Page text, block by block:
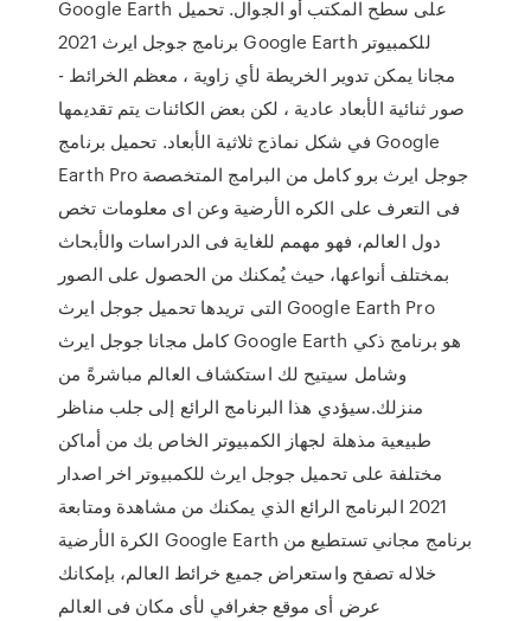
Google Earth على سطح المكتب أو الجوال. تحميل
برنامج جوجل ايرث 2021 Google Earth للكمبيوتر
مجانا يمكن تدوير الخريطة لأي زاوية ، معظم الخرائط -
صور ثنائية الأبعاد عادية ، لكن بعض الكائنات يتم تقديمها
في شكل نماذج ثلاثية الأبعاد. تحميل برنامج Google
Earth Pro جوجل ايرث برو كامل من البرامج المتخصصة
فى التعرف على الكره الأرضية وعن اى معلومات تخص
دول العالم، فهو مهمم للغاية فى الدراسات والأبحاث
بمختلف أنواعها، حيث يُمكنك من الحصول على الصور
التى تريدها تحميل جوجل ايرث Google Earth Pro
كامل مجانا جوجل ايرث Google Earth هو برنامج ذكي
وشامل سيتيح لك استكشاف العالم مباشرةً من
منزلك.سيؤدي هذا البرنامج الرائع إلى جلب مناظر
طبيعية مذهلة لجهاز الكمبيوتر الخاص بك من أماكن
مختلفة على تحميل جوجل ايرث للكمبيوتر اخر اصدار
2021 البرنامج الرائع الذي يمكنك من مشاهدة ومتابعة
الكرة الأرضية Google Earth برنامج مجاني تستطيع من
خلاله تصفح واستعراض جميع خرائط العالم، بإمكانك
عرض أى موقع جغرافي لأى مكان فى العالم